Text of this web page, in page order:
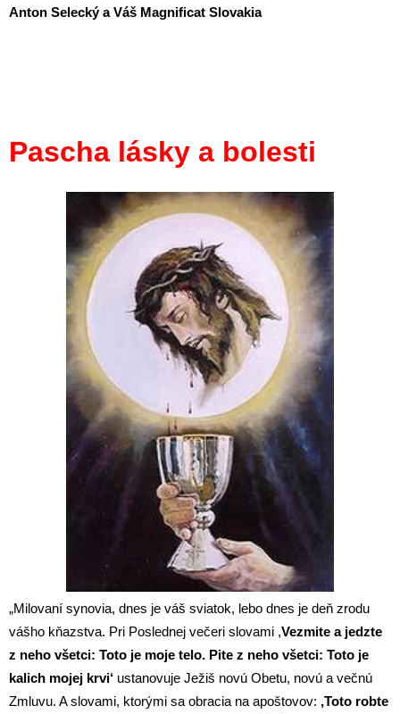
Anton Selecký a Váš Magnificat Slovakia
Pascha lásky a bolesti
„Milovaní synovia, dnes je váš sviatok, lebo dnes je deň zrodu
vášho kňazstva. Pri Poslednej večeri slovami ,Vezmite a jedzte
z neho všetci: Toto je moje telo. Pite z neho všetci: Toto je
kalich mojej krvi‘ ustanovuje Ježiš novú Obetu, novú a večnú
Zmluvu. A slovami, ktorými sa obracia na apoštovov: ,Toto robte